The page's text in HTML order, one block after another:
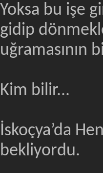
Yoksa bu işe
gidip
uğramasının
Kim bilir...
İskoçya’da
bekliyordu.